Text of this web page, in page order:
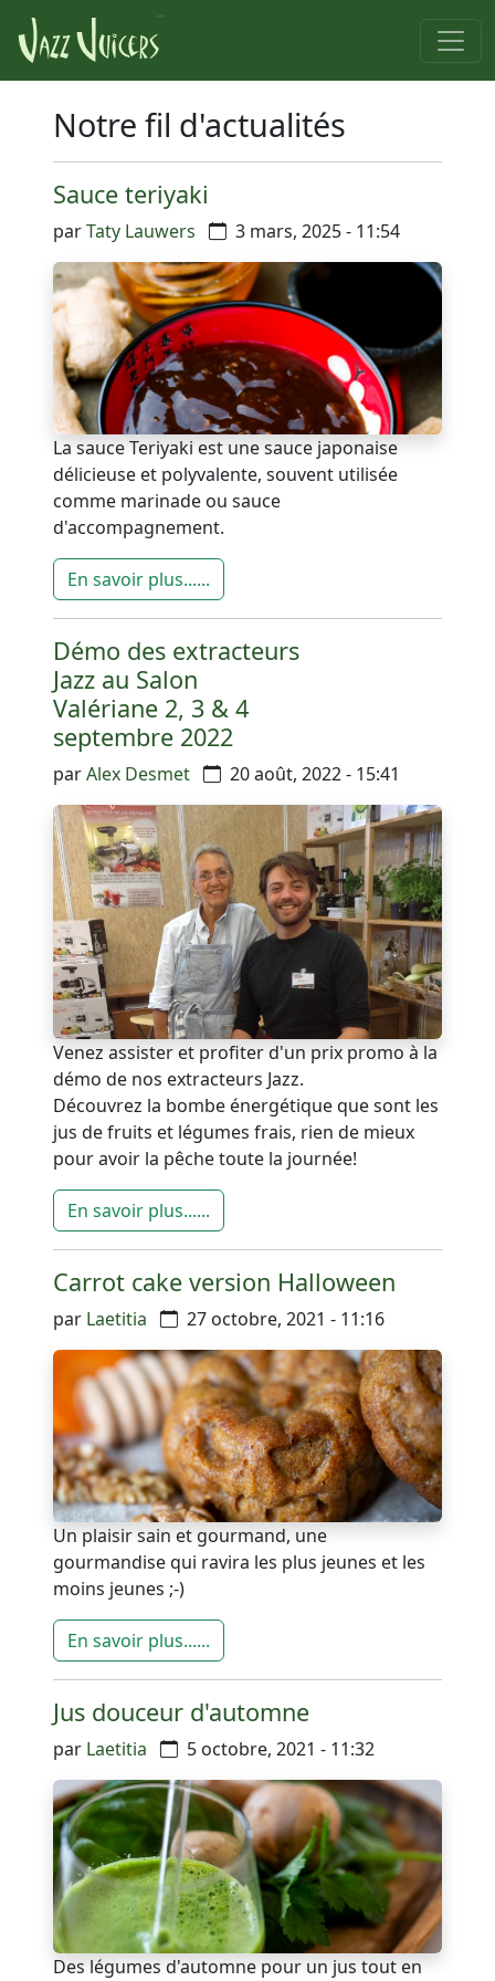
Notre fil d'actualités
Sauce teriyaki
parTaty Lauwers 3 mars, 2025 - 11:54
La sauce Teriyaki est une sauce japonaise
délicieuse et polyvalente, souvent utilisée
comme marinade ou sauce
d'accompagnement.
En savoir plus......
Démo des extracteurs
Jazz au Salon
Valériane 2, 3 & 4
septembre 2022
parAlex Desmet 20 août, 2022 - 15:41
Venez assister et profiter d'un prix promo à la
démo de nos extracteurs Jazz.
Découvrez la bombe énergétique que sont les
jus de fruits et légumes frais, rien de mieux
pour avoir la pêche toute la journée!
En savoir plus......
Carrot cake version Halloween
par Laetitia 27 octobre, 2021 - 11:16
Un plaisir sain et gourmand, une
gourmandise qui ravira les plus jeunes et les
moins jeunes ;-)
En savoir plus......
Jus douceur d'automne
par Laetitia 5 octobre, 2021 - 11:32
Des légumes d'automne pour un jus tout en